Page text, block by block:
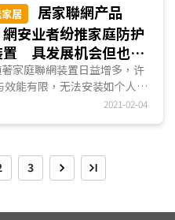
居
居家聯網产品
安业者纷推家庭防护
置 具发展机会但也面
家庭聯網装置日益增多，许
能有限，无法安装如个人电
性堪忧，此促使網安軟件业
2021-02-04
3